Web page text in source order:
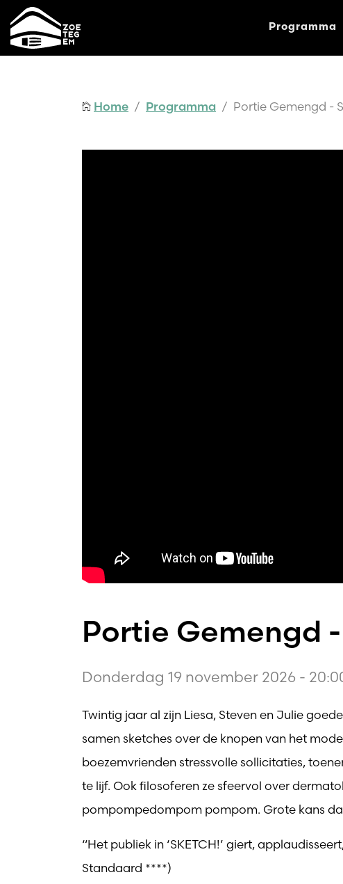
Programma
Home / Programma / Portie Gemengd -
Portie Gemengd -
Donderdag 19 november 2026 -
Twintig jaar al zijn Liesa, Steven en Julie
samen sketches over de knopen van het
boezemvrienden stressvolle sollicitaties,
te lijf. Ook filosoferen ze sfeervol over
pompompedompom pompom. Grote kans
“Het publiek in ‘SKETCH!’ giert,
Standaard ****)